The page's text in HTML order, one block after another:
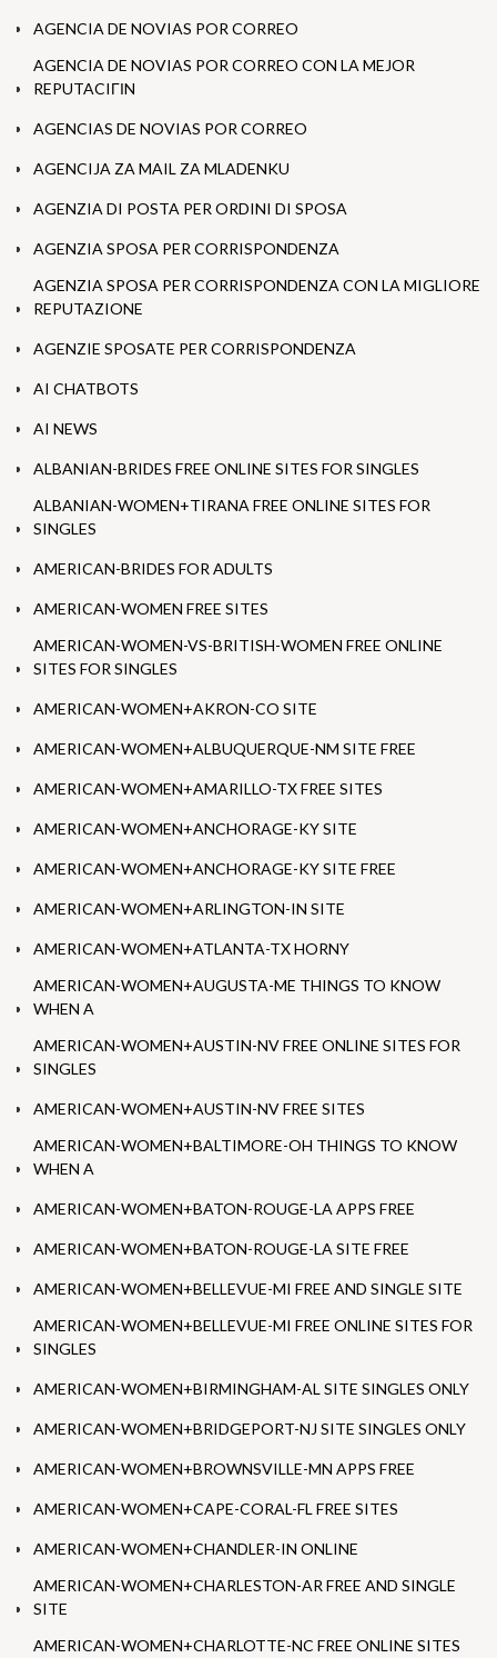
AGENCIA DE NOVIAS POR CORREO
AGENCIA DE NOVIAS POR CORREO CON LA MEJOR
REPUTACIГІN
AGENCIAS DE NOVIAS POR CORREO
AGENCIJA ZA MAIL ZA MLADENKU
AGENZIA DI POSTA PER ORDINI DI SPOSA
AGENZIA SPOSA PER CORRISPONDENZA
AGENZIA SPOSA PER CORRISPONDENZA CON LA MIGLIORE
REPUTAZIONE
AGENZIE SPOSATE PER CORRISPONDENZA
AI CHATBOTS
AI NEWS
ALBANIAN-BRIDES FREE ONLINE SITES FOR SINGLES
ALBANIAN-WOMEN+TIRANA FREE ONLINE SITES FOR
SINGLES
AMERICAN-BRIDES FOR ADULTS
AMERICAN-WOMEN FREE SITES
AMERICAN-WOMEN-VS-BRITISH-WOMEN FREE ONLINE
SITES FOR SINGLES
AMERICAN-WOMEN+AKRON-CO SITE
AMERICAN-WOMEN+ALBUQUERQUE-NM SITE FREE
AMERICAN-WOMEN+AMARILLO-TX FREE SITES
AMERICAN-WOMEN+ANCHORAGE-KY SITE
AMERICAN-WOMEN+ANCHORAGE-KY SITE FREE
AMERICAN-WOMEN+ARLINGTON-IN SITE
AMERICAN-WOMEN+ATLANTA-TX HORNY
AMERICAN-WOMEN+AUGUSTA-ME THINGS TO KNOW
WHEN A
AMERICAN-WOMEN+AUSTIN-NV FREE ONLINE SITES FOR
SINGLES
AMERICAN-WOMEN+AUSTIN-NV FREE SITES
AMERICAN-WOMEN+BALTIMORE-OH THINGS TO KNOW
WHEN A
AMERICAN-WOMEN+BATON-ROUGE-LA APPS FREE
AMERICAN-WOMEN+BATON-ROUGE-LA SITE FREE
AMERICAN-WOMEN+BELLEVUE-MI FREE AND SINGLE SITE
AMERICAN-WOMEN+BELLEVUE-MI FREE ONLINE SITES FOR
SINGLES
AMERICAN-WOMEN+BIRMINGHAM-AL SITE SINGLES ONLY
AMERICAN-WOMEN+BRIDGEPORT-NJ SITE SINGLES ONLY
AMERICAN-WOMEN+BROWNSVILLE-MN APPS FREE
AMERICAN-WOMEN+CAPE-CORAL-FL FREE SITES
AMERICAN-WOMEN+CHANDLER-IN ONLINE
AMERICAN-WOMEN+CHARLESTON-AR FREE AND SINGLE
SITE
AMERICAN-WOMEN+CHARLOTTE-NC FREE ONLINE SITES